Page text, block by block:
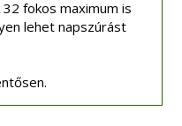
fokos maximum is
lehet napszúrást